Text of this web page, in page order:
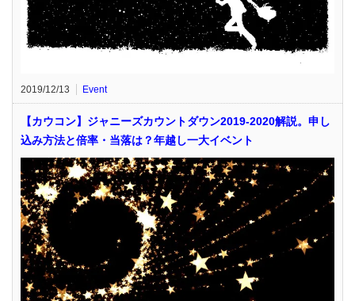
2019/12/13 Event
【カウコン】ジャニーズカウントダウン2019-2020解説。申し
込み方法と倍率・当落は？年越し一大イベント